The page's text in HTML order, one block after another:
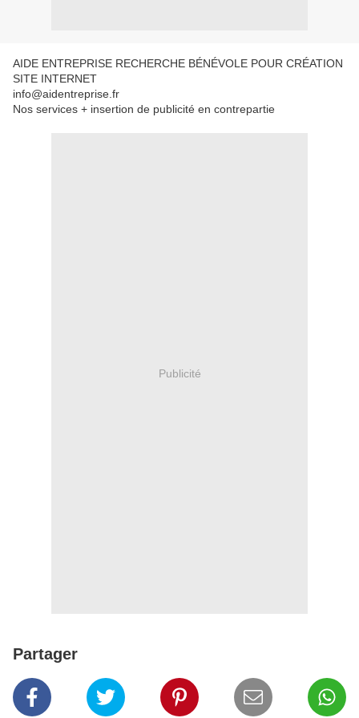
AIDE ENTREPRISE RECHERCHE BÉNÉVOLE POUR CRÉATION
SITE INTERNET
info@aidentreprise.fr
Nos services + insertion de publicité en contrepartie
Publicité
Partager